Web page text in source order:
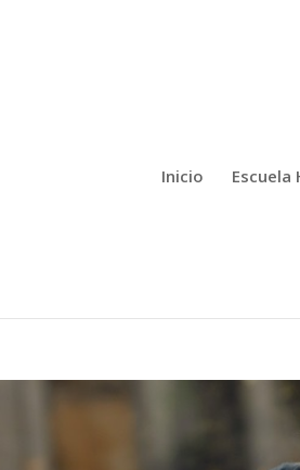
Inicio Escuela